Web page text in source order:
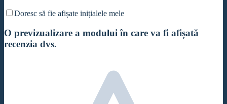
Doresc să fie afișate inițialele mele
O previzualizare a modului în care va fi afișată
recenzia dvs.